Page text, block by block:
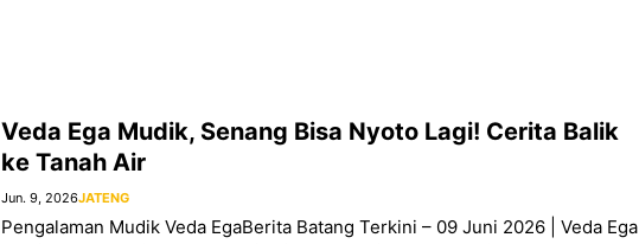
Veda Ega Mudik, Senang Bisa Nyoto Lagi! Cerita Balik
ke Tanah Air
Jun. 9, 2026JATENG
Pengalaman Mudik Veda EgaBerita Batang Terkini – 09 Juni 2026 | Veda Ega